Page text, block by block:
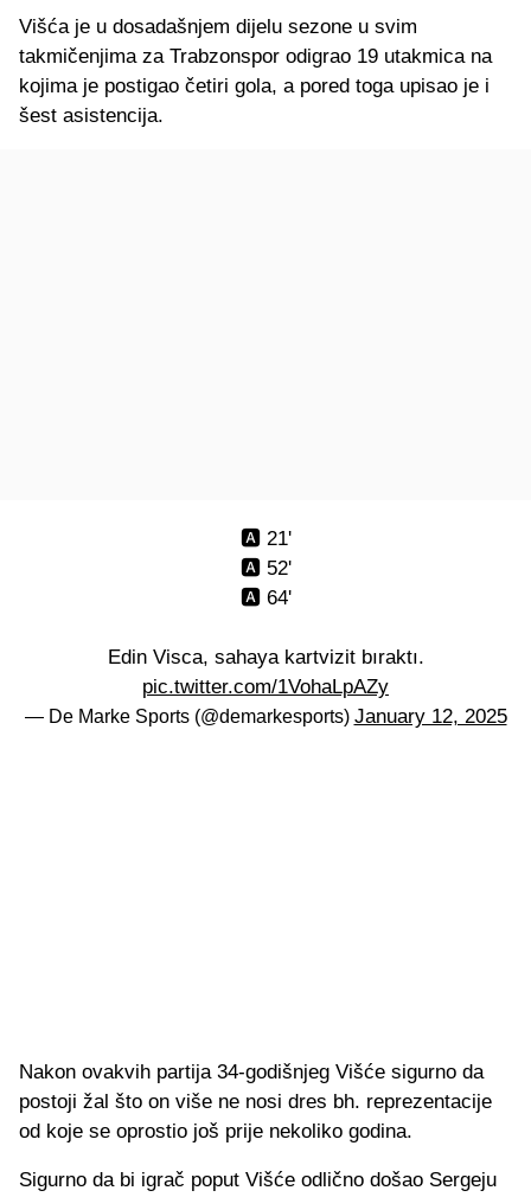
Višća je u dosadašnjem dijelu sezone u svim
takmičenjima za Trabzonspor odigrao 19 utakmica na
kojima je postigao četiri gola, a pored toga upisao je i
šest asistencija.
🅰️ 21'
🅰️ 52'
🅰️ 64'
Edin Visca, sahaya kartvizit bıraktı.
pic.twitter.com/1VohaLpAZy
— De Marke Sports (@demarkesports) January 12, 2025
Nakon ovakvih partija 34-godišnjeg Višće sigurno da
postoji žal što on više ne nosi dres bh. reprezentacije
od koje se oprostio još prije nekoliko godina.
Sigurno da bi igrač poput Višće odlično došao Sergeju